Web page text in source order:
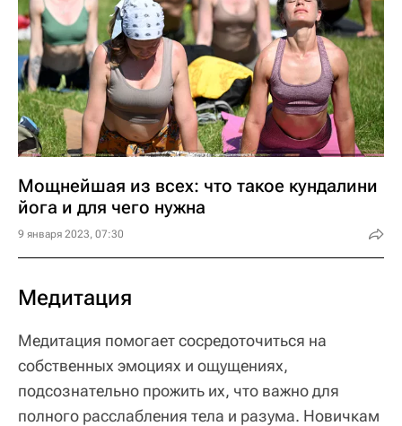
Мощнейшая из всех: что такое кундалини
йога и для чего нужна
9 января 2023, 07:30
Медитация
Медитация помогает сосредоточиться на
собственных эмоциях и ощущениях,
подсознательно прожить их, что важно для
полного расслабления тела и разума. Новичкам